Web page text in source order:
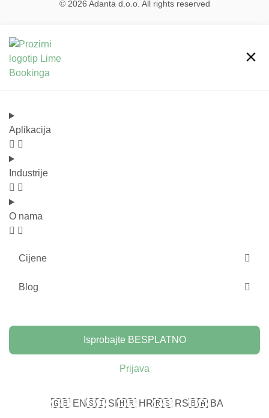
© 2026 Adanta d.o.o. All rights reserved
Aplikacija
Industrije
O nama
Cijene
Blog
Isprobajte BESPLATNO
Prijava
🇬🇧 EN🇸🇮 SI 🇭🇷 HR🇷🇸 RS🇧🇦 BA